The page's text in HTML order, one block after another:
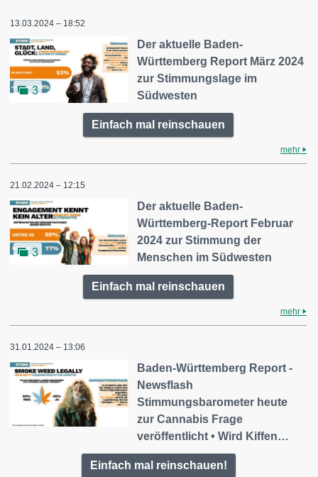
13.03.2024 – 18:52
3
Der aktuelle Baden-
Württemberg Report März 2024
zur Stimmungslage im
Südwesten
Einfach mal reinschauen
mehr
21.02.2024 – 12:15
3
Der aktuelle Baden-
Württemberg-Report Februar
2024 zur Stimmung der
Menschen im Südwesten
Einfach mal reinschauen
mehr
31.01.2024 – 13:06
Baden-Württemberg Report -
Newsflash
Stimmungsbarometer heute
zur Cannabis Frage
veröffentlicht • Wird Kiffen…
Einfach mal reinschauen!